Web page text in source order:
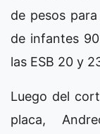
de pesos
de infantes
las ESB 20 y
Luego del
placa,